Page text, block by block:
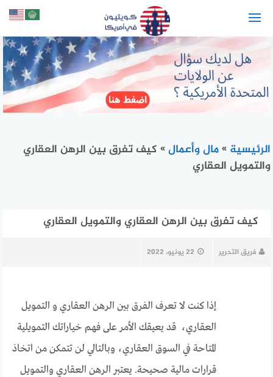
الرئيسية »مال وأعمال» كيف تفرق بين الرهن العقاري
والتمويل العقاري
كيف تفرق بين الرهن العقاري والتمويل العقاري
فريق التحرير 22 يونيو، 2022
إذا كنت لا تعرف الفرق بين الرهن العقاري و التمويل
العقاري، قد يعيقك الأمر على فهم خياراتك التمويلية
المتاحة في السوق العقاري، وبالتالي لن تتمكن من اتخاذ
قرارات مالية صحيحة. يعتبر الرهن العقاري والتمويل